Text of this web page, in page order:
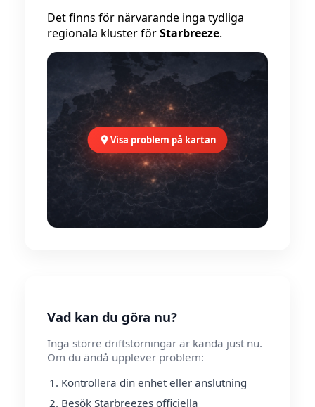
Det finns för närvarande inga tydliga
regionala kluster förStarbreeze.
Visa problem på kartan
Vad kan du göra nu?
Inga större driftstörningar är kända just nu.
Om du ändå upplever problem:
Kontrollera din enhet eller anslutning
Besök Starbreezes officiella